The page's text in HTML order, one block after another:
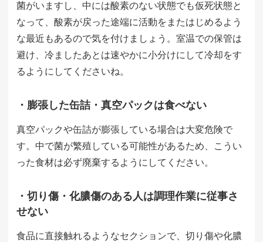
菌がいますし、中には酸素のない状態でも仮死状態と
なって、酸素が戻った途端に活動をまたはじめるよう
な最近もあるので気を付けましょう。室温での保管は
避け、冷ましたあとは速やかに小分けにして冷却をす
るようにしてくださいね。
・膨張した缶詰・真空パックは食べない
真空パックや缶詰が膨張している場合は大変危険で
す。中で菌が繁殖している可能性があるため、こうい
った食材は必ず廃棄するようにしてください。
・切り傷・化膿傷のある人は調理作業に従事さ
せない
食品に直接触れるようなセクションで、切り傷や化膿